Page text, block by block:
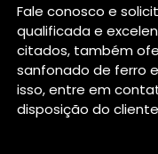
Fale conosco e
qualificada e
citados, também
sanfonado de ferro
isso, entre em
disposição do